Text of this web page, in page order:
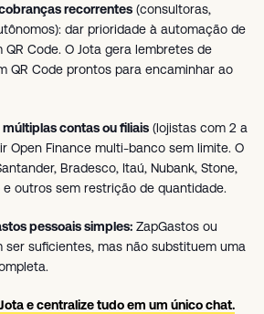
recorrentes (consultoras,
dar prioridade à automação de
Code. O Jota gera lembretes de
QR Code prontos para encaminhar ao
contas ou filiais (lojistas com 2 a
Open Finance multi-banco sem limite. O
Bradesco, Itaú, Nubank, Stone,
e outros sem restrição de quantidade.
pessoais simples: ZapGastos ou
ser suficientes, mas não substituem uma
e centralize tudo em um único chat.